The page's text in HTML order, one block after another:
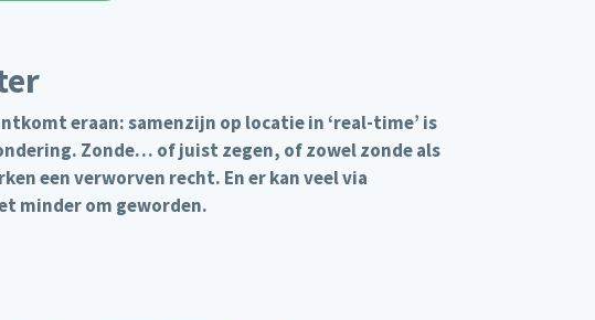
eraan: samenzijn op locatie in ‘real-time’ is
Zonde… of juist zegen, of zowel zonde als
een verworven recht. En er kan veel via
minder om geworden.